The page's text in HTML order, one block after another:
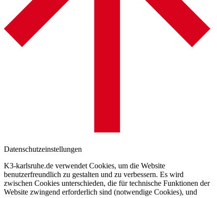
Datenschutzeinstellungen
K3-karlsruhe.de verwendet Cookies, um die Website
benutzerfreundlich zu gestalten und zu verbessern. Es wird
zwischen Cookies unterschieden, die für technische Funktionen der
Website zwingend erforderlich sind (notwendige Cookies), und